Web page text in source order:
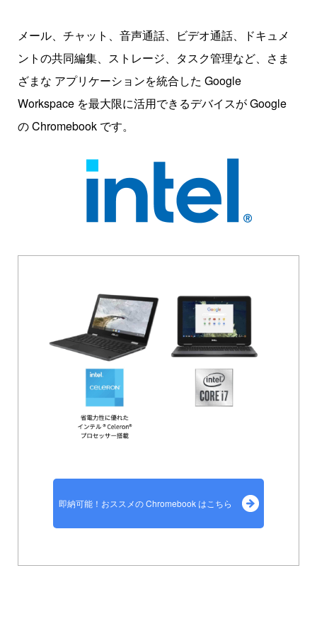
メール、チャット、音声通話、ビデオ通話、ドキュメ
ントの共同編集、ストレージ、タスク管理など、さま
ざまな アプリケーションを統合した Google
Workspace を最大限に活用できるデバイスが Google
の Chromebook です。
即納可能！おススメの Chromebook はこちら